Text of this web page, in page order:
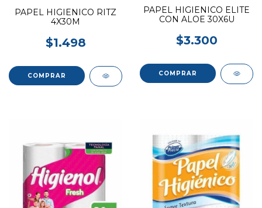
PAPEL HIGIENICO RITZ
4X30M
$1.498
PAPEL HIGIENICO ELITE
CON ALOE 30X6U
$3.300